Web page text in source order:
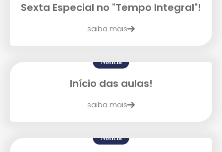
Sexta Especial no "Tempo Integral"!
saiba mais
Notícia
Início das aulas!
saiba mais
Notícia
Enviar E-mail